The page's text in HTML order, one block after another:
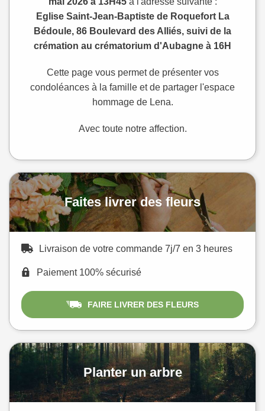
Eglise Saint-Jean-Baptiste de Roquefort La
Bédoule, 86 Boulevard des Alliés, suivi de la
crémation au crématorium d'Aubagne à 16H
Cette page vous permet de présenter vos
condoléances à la famille et de partager l'espace
hommage de Lena.
Avec toute notre affection.
Faites livrer des fleurs
Livraison de votre commande 7j/7 en 3 heures
Paiement 100% sécurisé
FAIRE LIVRER DES FLEURS
Planter un arbre